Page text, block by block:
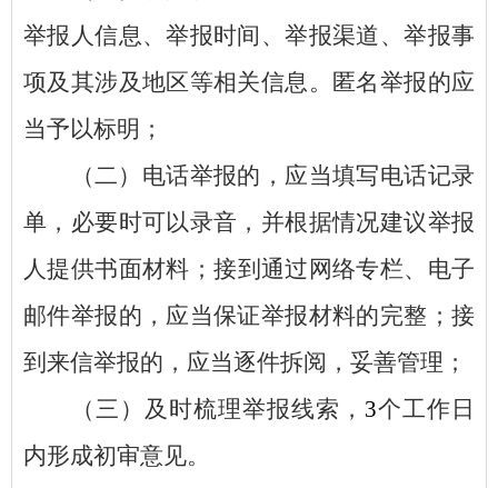
举报人信息、举报时间、举报渠道、举报事
项及其涉及地区等相关信息。匿名举报的应
当予以标明；
（二）电话举报的，应当填写电话记录
单，必要时可以录音，并根据情况建议举报
人提供书面材料；接到通过网络专栏、电子
邮件举报的，应当保证举报材料的完整；接
到来信举报的，应当逐件拆阅，妥善管理；
（三）及时梳理举报线索， 3个工作日
内形成初审意见。